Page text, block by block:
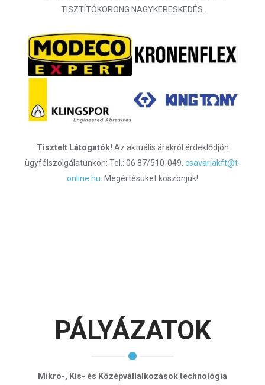
TISZTÍTÓKORONG NAGYKERESKEDÉS.
Tisztelt Látogatók! Az aktuális árakról érdeklődjön
ügyfélszolgálatunkon: Tel.: 06 87/510-049, csavariakft@t-
online.hu . Megértésüket köszönjük!
PÁLYÁZATOK
Mikro-, Kis- és Középvállalkozások technológia